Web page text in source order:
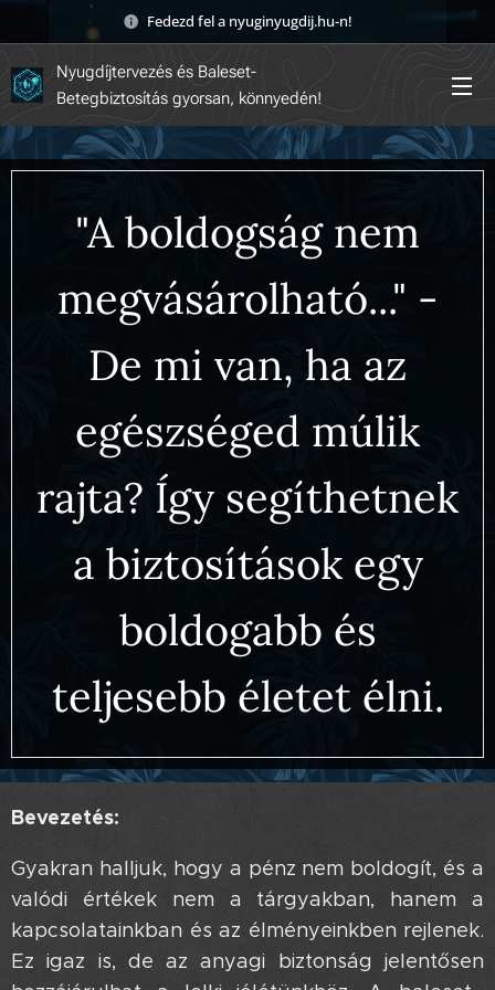
Fedezd fel a nyuginyugdij.hu-n! 🚀
Nyugdíjtervezés és Baleset-
Betegbiztosítás gyorsan, könnyedén!
"A boldogság nem
megvásárolható..." -
De mi van, ha az
egészséged múlik
rajta? Így segíthetnek
a biztosítások egy
boldogabb és
teljesebb életet élni.
Bevezetés:
Gyakran halljuk, hogy a pénz nem boldogít, és a
valódi értékek nem a tárgyakban, hanem a
kapcsolatainkban és az élményeinkben rejlenek.
Ez igaz is, de az anyagi biztonság jelentősen